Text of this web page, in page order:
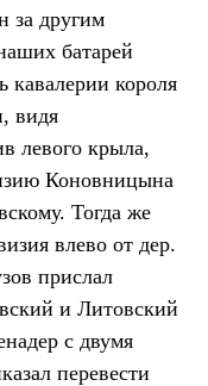
за другим
батарей
короля
видя
левого крыла,
Коновницына
Тогда же
влево от дер.
прислал
и Литовский
с двумя
перевести